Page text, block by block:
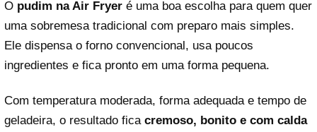
O pudim na Air Fryer é uma boa escolha para quem quer
uma sobremesa tradicional com preparo mais simples.
Ele dispensa o forno convencional, usa poucos
ingredientes e fica pronto em uma forma pequena.
Com temperatura moderada, forma adequada e tempo de
geladeira, o resultado fica cremoso, bonito e com calda